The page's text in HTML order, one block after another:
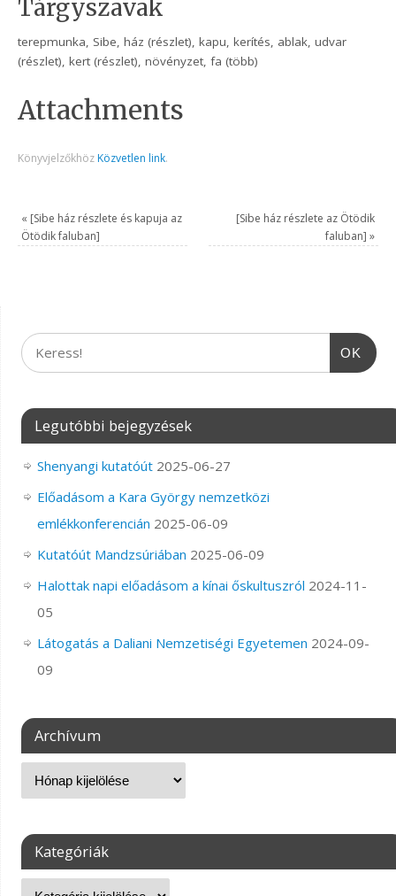
Tárgyszavak
terepmunka, Sibe, ház (részlet), kapu, kerítés, ablak, udvar
(részlet), kert (részlet), növényzet, fa (több)
Attachments
Könyvjelzőkhöz Közvetlen link.
« [Sibe ház részlete és kapuja az
Ötödik faluban]
[Sibe ház részlete az Ötödik
faluban] »
OK
Legutóbbi bejegyzések
Shenyangi kutatóút 2025-06-27
Előadásom a Kara György nemzetközi
emlékkonferencián 2025-06-09
Kutatóút Mandzsúriában 2025-06-09
Halottak napi előadásom a kínai őskultuszról 2024-11-
05
Látogatás a Daliani Nemzetiségi Egyetemen 2024-09-
09
Archívum
Kategóriák